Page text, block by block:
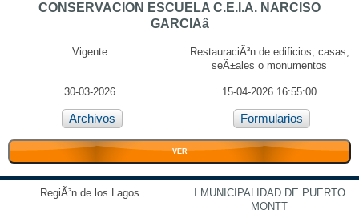
CONSERVACION ESCUELA C.E.I.A. NARCISO
GARCIAâ
Vigente
RestauraciÃ³n de edificios, casas,
seÃ±ales o monumentos
30-03-2026 15-04-2026 16:55:00
Archivos Formularios
VER
RegiÃ³n de los Lagos
I MUNICIPALIDAD DE PUERTO
MONTT